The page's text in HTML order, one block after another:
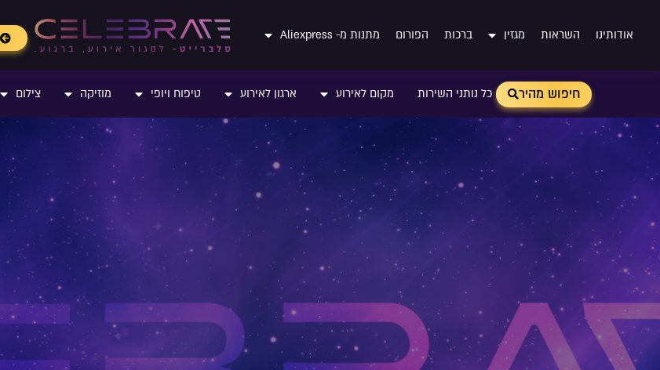
אודותינו השראות מגזין ברכות הפורום מתנות מ- Aliexpress
חיפוש מהיר כל נותני השירות מקום לאירוע ארגון לאירוע טיפוח ויופי מוזיקה צילום